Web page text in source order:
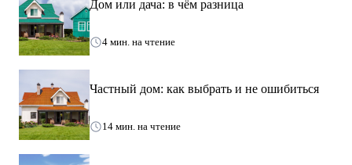
Дом или дача: в чём разница
4 мин. на чтение
Частный дом: как выбрать и не ошибиться
14 мин. на чтение